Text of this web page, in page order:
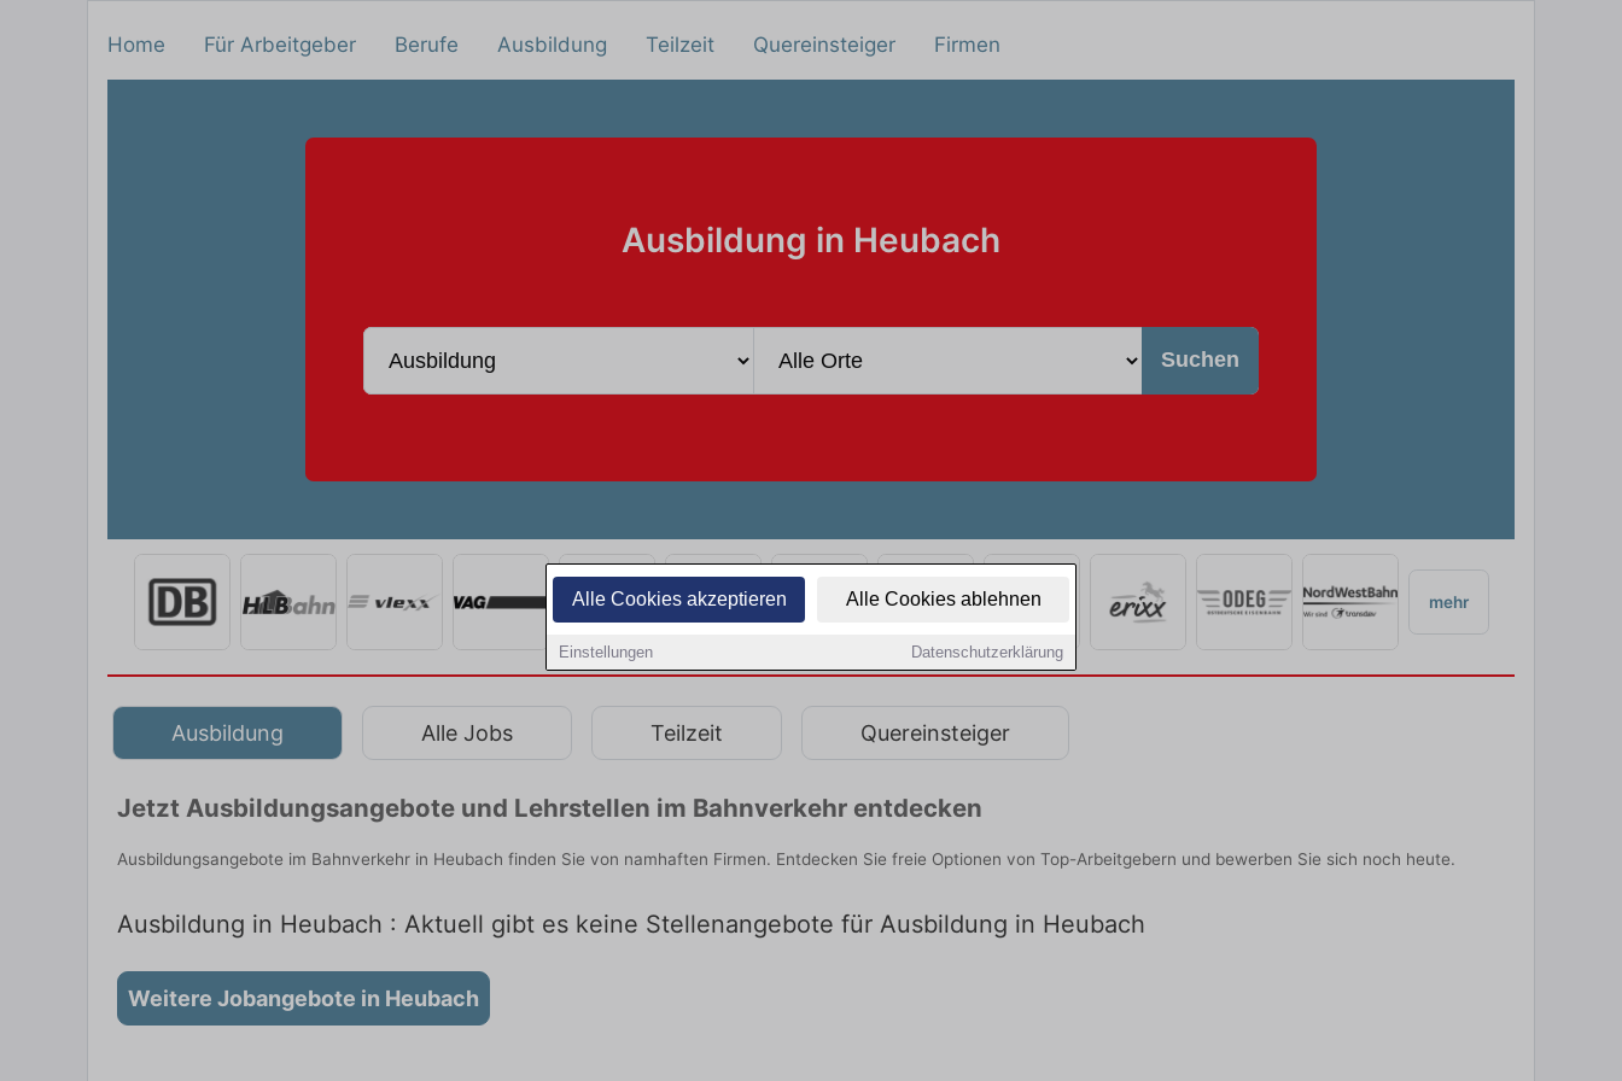
Alle Cookies akzeptieren Alle Cookies ablehnen
Einstellungen Datenschutzerklärung
Home Für Arbeitgeber Berufe Ausbildung Teilzeit Quereinsteiger Firmen
Ausbildung in Heubach
Suchen
mehr
Ausbildung Alle Jobs Teilzeit Quereinsteiger
Jetzt Ausbildungsangebote und Lehrstellen im Bahnverkehr entdecken
Ausbildungsangebote im Bahnverkehr in Heubach finden Sie von namhaften Firmen. Entdecken Sie freie Optionen von Top-Arbeitgebern und bewerben Sie sich noch heute.
Ausbildung in Heubach : Aktuell gibt es keine Stellenangebote für Ausbildung in Heubach
Weitere Jobangebote in Heubach